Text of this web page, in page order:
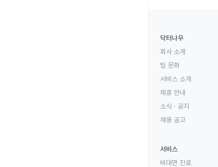
닥터나우
회사 소개
팀 문화
서비스 소개
제휴 안내
소식 · 공지
채용 공고
서비스
비대면 진료